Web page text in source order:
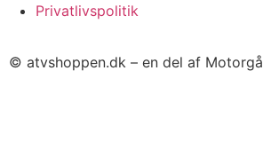
Privatlivspolitik
© atvshoppen.dk – en del af